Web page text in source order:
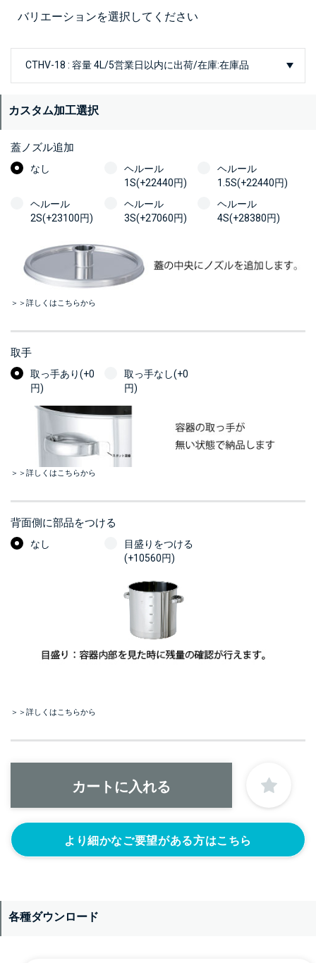
バリエーションを選択してください
カスタム加工選択
蓋ノズル追加
なし
ヘルール
1S(+22440円)
ヘルール
1.5S(+22440円)
ヘルール
2S(+23100円)
ヘルール
3S(+27060円)
ヘルール
4S(+28380円)
＞＞詳しくはこちらから
取手
取っ手あり(+0
円)
取っ手なし(+0
円)
＞＞詳しくはこちらから
背面側に部品をつける
なし
目盛りをつける
(+10560円)
＞＞詳しくはこちらから
より細かなご要望がある方はこちら
各種ダウンロード